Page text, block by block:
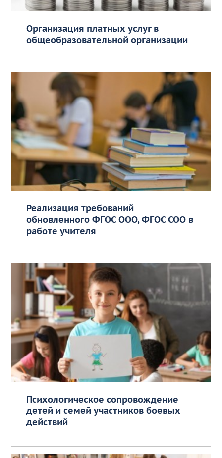
Организация платных услуг в
общеобразовательной организации
Реализация требований
обновленного ФГОС ООО, ФГОС СОО в
работе учителя
Психологическое сопровождение
детей и семей участников боевых
действий